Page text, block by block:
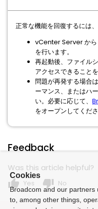
正常な機能を回復するには
vCenter Server か
を行います。
再起動後、ファイル
アクセスできること
問題が再発する場合
ーマンス、またはハ
い。必要に応じて、
をオープンしてくださ
Feedback
Was this article helpful?
thumb_up Yes thumb_down No
Cookies
Broadcom and our partners
to, among other things,